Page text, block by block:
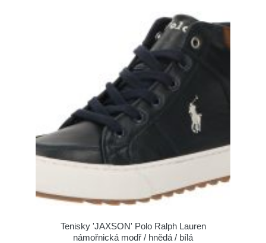
Tenisky 'JAXSON' Polo Ralph Lauren
námořnická modř / hnědá / bílá